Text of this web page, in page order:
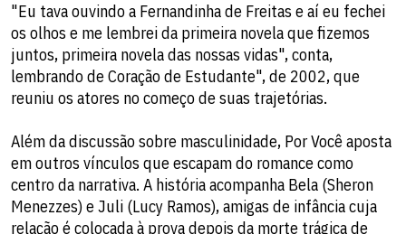
"Eu tava ouvindo a Fernandinha de Freitas e aí eu fechei
os olhos e me lembrei da primeira novela que fizemos
juntos, primeira novela das nossas vidas", conta,
lembrando de Coração de Estudante", de 2002, que
reuniu os atores no começo de suas trajetórias.
Além da discussão sobre masculinidade, Por Você aposta
em outros vínculos que escapam do romance como
centro da narrativa. A história acompanha Bela (Sheron
Menezzes) e Juli (Lucy Ramos), amigas de infância cuja
relação é colocada à prova depois da morte trágica de